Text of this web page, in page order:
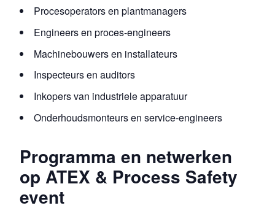
Procesoperators en plantmanagers
Engineers en proces-engineers
Machinebouwers en installateurs
Inspecteurs en auditors
Inkopers van industriele apparatuur
Onderhoudsmonteurs en service-engineers
Programma en netwerken
op ATEX & Process Safety
event